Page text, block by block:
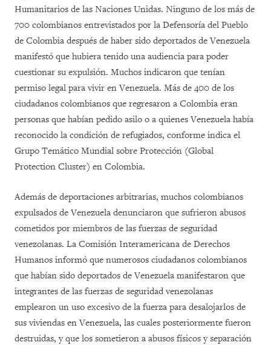
Humanitarios de las Naciones Unidas. Ninguno de los más de
700 colombianos entrevistados por la Defensoría del Pueblo
de Colombia después de haber sido deportados de Venezuela
manifestó que hubiera tenido una audiencia para poder
cuestionar su expulsión. Muchos indicaron que tenían
permiso legal para vivir en Venezuela. Más de 400 de los
ciudadanos colombianos que regresaron a Colombia eran
personas que habían pedido asilo o a quienes Venezuela había
reconocido la condición de refugiados, conforme indica el
Grupo Temático Mundial sobre Protección (Global
Protection Cluster) en Colombia.
Además de deportaciones arbitrarias, muchos colombianos
expulsados de Venezuela denunciaron que sufrieron abusos
cometidos por miembros de las fuerzas de seguridad
venezolanas. La Comisión Interamericana de Derechos
Humanos informó que numerosos ciudadanos colombianos
que habían sido deportados de Venezuela manifestaron que
integrantes de las fuerzas de seguridad venezolanas
emplearon un uso excesivo de la fuerza para desalojarlos de
sus viviendas en Venezuela, las cuales posteriormente fueron
destruidas, y que los sometieron a abusos físicos y separación